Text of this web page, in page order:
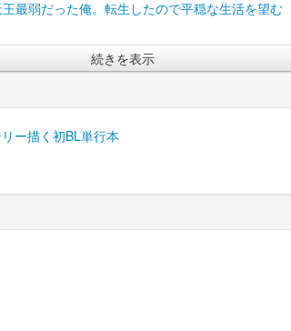
王最弱だった俺。転生したので平穏な生活を望む
続きを表示
ー描く初BL単行本